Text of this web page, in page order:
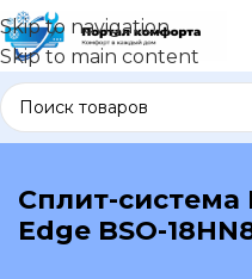
Skip to navigation
Skip to main content
В каталог
Сплит-система
Edge BSO-